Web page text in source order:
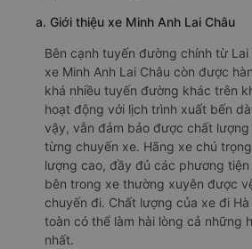
a. Giới thiệu xe Minh Anh Lai Châu
Bên cạnh tuyến đường chính từ Lai
xe Minh Anh Lai Châu còn được
khá nhiều tuyến đường khác trên
hoạt động với lịch trình xuất bến
vậy, vẫn đảm bảo được chất
từng chuyến xe. Hãng xe chú
lượng cao, đầy đủ các phương
bên trong xe thường xuyên được
chuyến đi. Chất lượng của xe đi
toàn có thể làm hài lòng cả những
nhất.